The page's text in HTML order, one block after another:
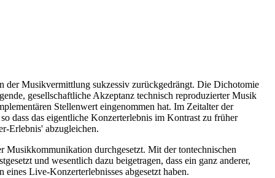
der Musikvermittlung sukzessiv zurückgedrängt. Die Dichotomie
gesellschaftliche Akzeptanz technisch reproduzierter Musik
Stellenwert eingenommen hat. Im Zeitalter der
dass das eigentliche Konzerterlebnis im Kontrast zu früher
Erlebnis' abzugleichen.
Musikkommunikation durchgesetzt. Mit der tontechnischen
und wesentlich dazu beigetragen, dass ein ganz anderer,
Live-Konzerterlebnisses abgesetzt haben.